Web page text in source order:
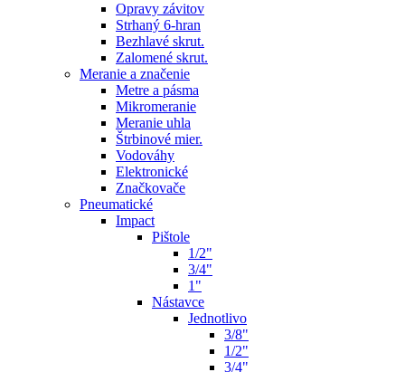
Opravy závitov
Strhaný 6-hran
Bezhlavé skrut.
Zalomené skrut.
Meranie a značenie
Metre a pásma
Mikromeranie
Meranie uhla
Štrbinové mier.
Vodováhy
Elektronické
Značkovače
Pneumatické
Impact
Pištole
1/2"
3/4"
1"
Nástavce
Jednotlivo
3/8"
1/2"
3/4"